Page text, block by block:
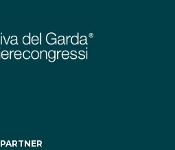
PARTNER